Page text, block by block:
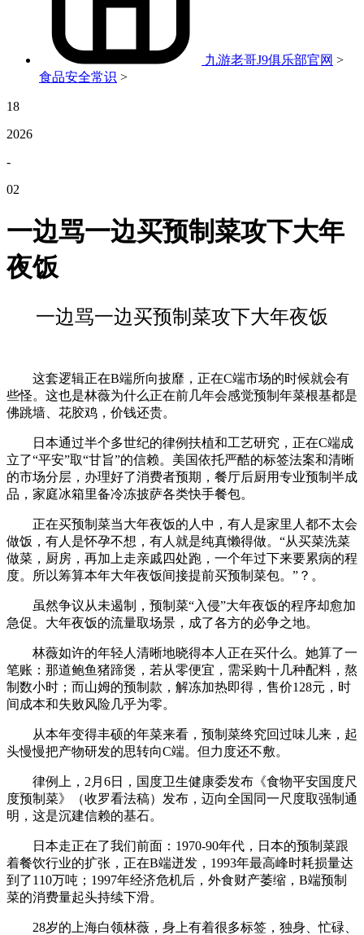
九游老哥J9俱乐部官网 >
食品安全常识 >
18
2026
-
02
一边骂一边买预制菜攻下大年
夜饭
一边骂一边买预制菜攻下大年夜饭
这套逻辑正在B端所向披靡，正在C端市场的时候就会有
些怪。这也是林薇为什么正在前几年会感觉预制年菜根基都是
佛跳墙、花胶鸡，价钱还贵。
日本通过半个多世纪的律例扶植和工艺研究，正在C端成
立了“平安”取“甘旨”的信赖。美国依托严酷的标签法案和清晰
的市场分层，办理好了消费者预期，餐厅后厨用专业预制半成
品，家庭冰箱里备冷冻披萨各类快手餐包。
正在买预制菜当大年夜饭的人中，有人是家里人都不太会
做饭，有人是怀孕不想，有人就是纯真懒得做。“从买菜洗菜
做菜，厨房，再加上走亲戚四处跑，一个年过下来要累病的程
度。所以筹算本年大年夜饭间接提前买预制菜包。”？。
虽然争议从未遏制，预制菜“入侵”大年夜饭的程序却愈加
急促。大年夜饭的流量取场景，成了各方的必争之地。
林薇如许的年轻人清晰地晓得本人正在买什么。她算了一
笔账：那道鲍鱼猪蹄煲，若从零便宜，需采购十几种配料，熬
制数小时；而山姆的预制款，解冻加热即得，售价128元，时
间成本和失败风险几乎为零。
从本年变得丰硕的年菜来看，预制菜终究回过味儿来，起
头慢慢把产物研发的思转向C端。但力度还不敷。
律例上，2月6日，国度卫生健康委发布《食物平安国度尺
度预制菜》（收罗看法稿）发布，迈向全国同一尺度取强制通
明，这是沉建信赖的基石。
日本走正在了我们前面：1970-90年代，日本的预制菜跟
着餐饮行业的扩张，正在B端迸发，1993年最高峰时耗损量达
到了110万吨；1997年经济危机后，外食财产萎缩，B端预制
菜的消费量起头持续下滑。
28岁的上海白领林薇，身上有着很多标签，独身、忙碌、